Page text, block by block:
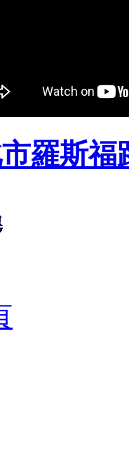
羅斯福